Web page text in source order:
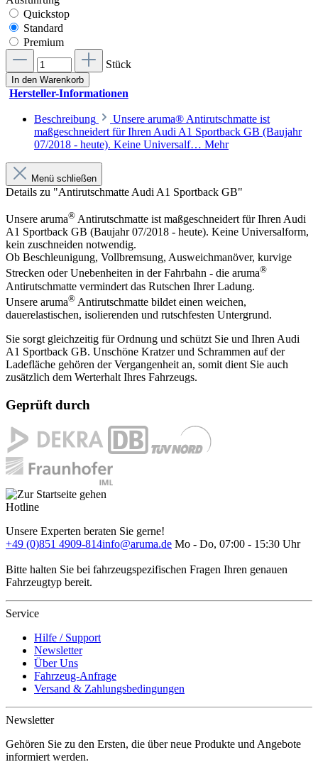
Quickstop
Standard
Premium
Stück
In den Warenkorb
Hersteller-Informationen
Beschreibung
Unsere aruma® Antirutschmatte ist
maßgeschneidert für Ihren Audi A1 Sportback GB (Baujahr
07/2018 - heute). Keine Universalf… Mehr
Menü schließen
Details zu "Antirutschmatte Audi A1 Sportback GB"
Unsere aruma® Antirutschmatte ist maßgeschneidert für Ihren Audi
A1 Sportback GB (Baujahr 07/2018 - heute). Keine Universalform,
kein zuschneiden notwendig.
Ob Beschleunigung, Vollbremsung, Ausweichmanöver, kurvige
Strecken oder Unebenheiten in der Fahrbahn - die aruma®
Antirutschmatte vermindert das Rutschen Ihrer Ladung.
Unsere aruma® Antirutschmatte bildet einen weichen,
dauerelastischen, isolierenden und rutschfesten Untergrund.
Sie sorgt gleichzeitig für Ordnung und schützt Sie und Ihren Audi
A1 Sportback GB. Unschöne Kratzer und Schrammen auf der
Ladefläche gehören der Vergangenheit an, somit dient Sie auch
zusätzlich dem Werterhalt Ihres Fahrzeugs.
Geprüft durch
Hotline
Unsere Experten beraten Sie gerne!
+49 (0)851 4909-814info@aruma.de Mo - Do, 07:00 - 15:30 Uhr
Bitte halten Sie bei fahrzeugspezifischen Fragen Ihren genauen
Fahrzeugtyp bereit.
Service
Hilfe / Support
Newsletter
Über Uns
Fahrzeug-Anfrage
Versand & Zahlungsbedingungen
Newsletter
Gehören Sie zu den Ersten, die über neue Produkte und Angebote
informiert werden.